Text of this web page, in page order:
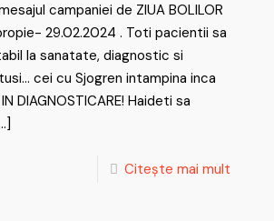
campaniei de ZIUA BOLILOR
29.02.2024 . Toti pacientii sa
la sanatate, diagnostic si
cei cu Sjogren intampina inca
IN DIAGNOSTICARE! Haideti sa
Citește mai mult